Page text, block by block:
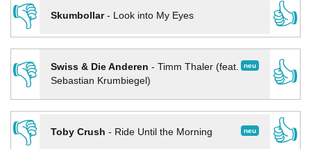
👎
Skumbollar- Look into My Eyes
👍
👎
neu
Swiss & Die Anderen - Timm Thaler (feat.
Sebastian Krumbiegel)
👍
👎
neu
Toby Crush - Ride Until the Morning
👍